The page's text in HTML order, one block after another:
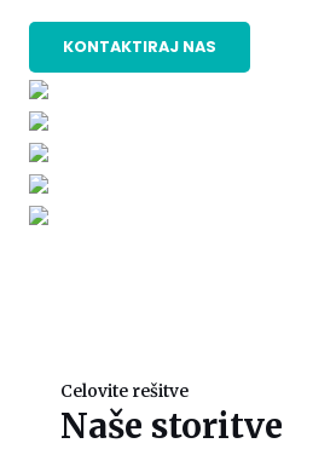
KONTAKTIRAJ NAS
Celovite rešitve
Naše storitve